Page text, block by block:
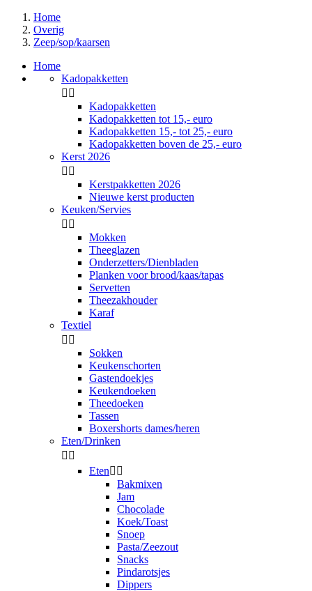
Home
Overig
Zeep/sop/kaarsen
Home
Kadopakketten
 
Kadopakketten
Kadopakketten tot 15,- euro
Kadopakketten 15,- tot 25,- euro
Kadopakketten boven de 25,- euro
Kerst 2026
 
Kerstpakketten 2026
Nieuwe kerst producten
Keuken/Servies
 
Mokken
Theeglazen
Onderzetters/Dienbladen
Planken voor brood/kaas/tapas
Servetten
Theezakhouder
Karaf
Textiel
 
Sokken
Keukenschorten
Gastendoekjes
Keukendoeken
Theedoeken
Tassen
Boxershorts dames/heren
Eten/Drinken
 
Eten 
Bakmixen
Jam
Chocolade
Koek/Toast
Snoep
Pasta/Zeezout
Snacks
Pindarotsjes
Dippers